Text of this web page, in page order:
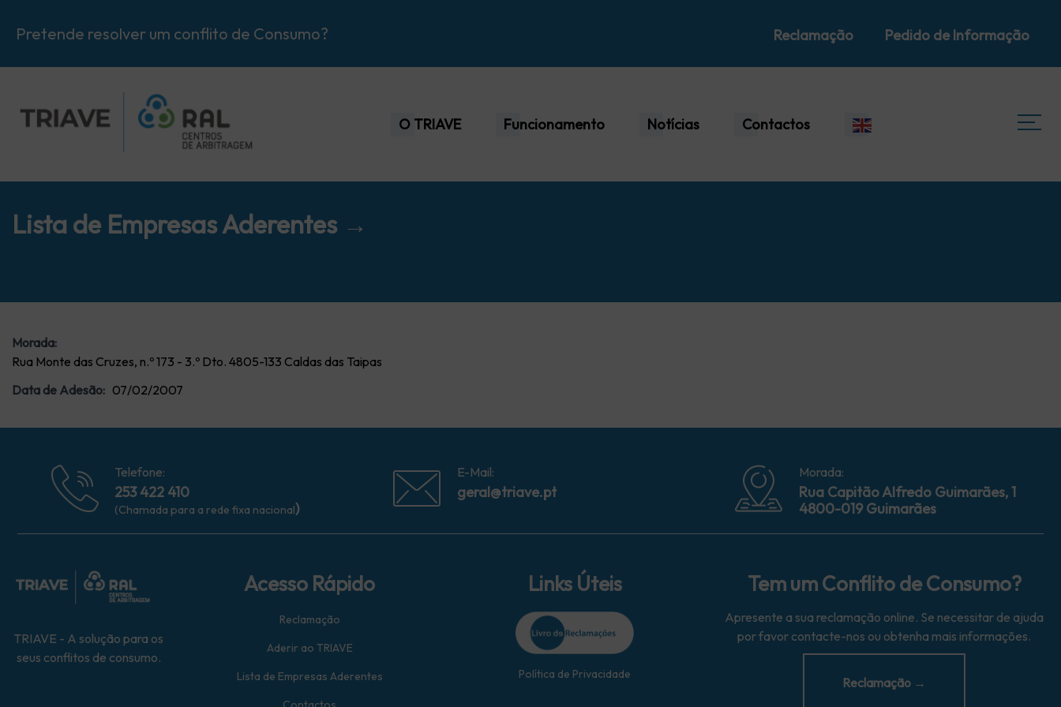
Pretende resolver um conflito de Consumo? Reclamação Pedido de Informação
O TRIAVE Funcionamento Notícias Contactos
Lista de Empresas Aderentes →
Morada:
Rua Monte das Cruzes, n.º 173 - 3.º Dto. 4805-133 Caldas das Taipas
Data de Adesão: 07/02/2007
Telefone:
253 422 410
(Chamada para a rede fixa nacional)
E-Mail:
geral@triave.pt
Morada:
Rua Capitão Alfredo Guimarães, 1
4800-019 Guimarães
TRIAVE - A solução para os
seus conflitos de consumo.
Acesso Rápido
Reclamação
Aderir ao TRIAVE
Lista de Empresas Aderentes
Links Úteis
Política de Privacidade
Tem um Conflito de Consumo?
Apresente a sua reclamação online. Se necessitar de ajuda
por favor contacte-nos ou obtenha mais informações.
Reclamação →